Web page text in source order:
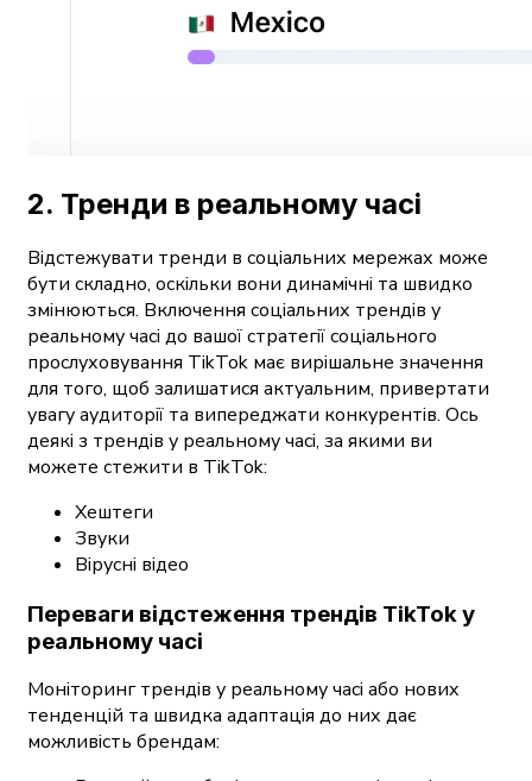
2. Тренди в реальному часі
Відстежувати тренди в соціальних мережах може
бути складно, оскільки вони динамічні та швидко
змінюються. Включення соціальних трендів у
реальному часі до вашої стратегії соціального
прослуховування TikTok має вирішальне значення
для того, щоб залишатися актуальним, привертати
увагу аудиторії та випереджати конкурентів. Ось
деякі з трендів у реальному часі, за якими ви
можете стежити в TikTok:
Хештеги
Звуки
Вірусні відео
Переваги відстеження трендів TikTok у
реальному часі
Моніторинг трендів у реальному часі або нових
тенденцій та швидка адаптація до них дає
можливість брендам: